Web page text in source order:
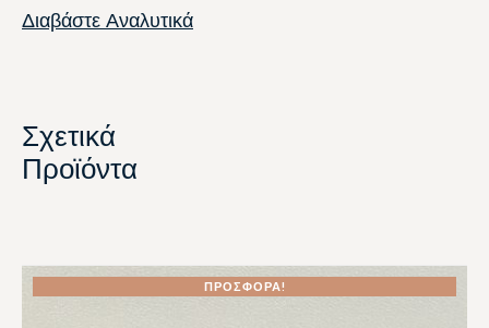
Διαβάστε Αναλυτικά
Σχετικά
Προϊόντα
ΠΡΟΣΦΟΡΆ!